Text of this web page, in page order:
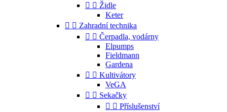
  Židle
Keter
  Zahradní technika
  Čerpadla, vodárny
Elpumps
Fieldmann
Gardena
  Kultivátory
VeGA
  Sekačky
  Příslušenství